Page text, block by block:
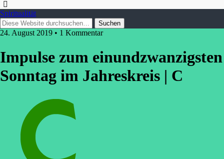
Spiritualität
24. August 2019 • 1 Kommentar
Impulse zum einundzwanzigsten
Sonntag im Jahreskreis | C